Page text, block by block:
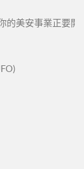
的美安事業正要開